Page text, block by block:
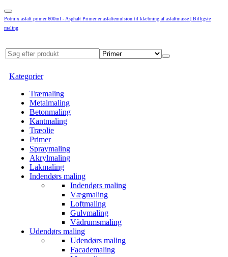
Potmix asfalt primer 600ml - Asphalt Primer er asfaltemulsion til klæbning af asfaltmasse | Billigste
maling
Kategorier
Træmaling
Metalmaling
Betonmaling
Kantmaling
Træolie
Primer
Spraymaling
Akrylmaling
Lakmaling
Indendørs maling
Indendørs maling
Vægmaling
Loftmaling
Gulvmaling
Vådrumsmaling
Udendørs maling
Udendørs maling
Facademaling